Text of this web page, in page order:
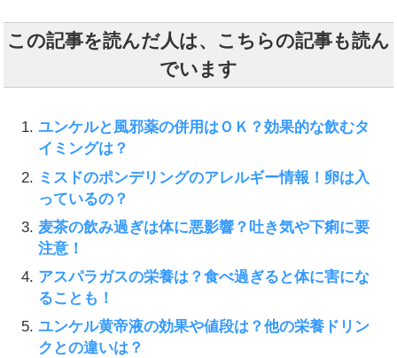
この記事を読んだ人は、こちらの記事も読ん
でいます
ユンケルと風邪薬の併用はＯＫ？効果的な飲むタ
イミングは？
ミスドのポンデリングのアレルギー情報！卵は入
っているの？
麦茶の飲み過ぎは体に悪影響？吐き気や下痢に要
注意！
アスパラガスの栄養は？食べ過ぎると体に害にな
ることも！
ユンケル黄帝液の効果や値段は？他の栄養ドリン
クとの違いは？